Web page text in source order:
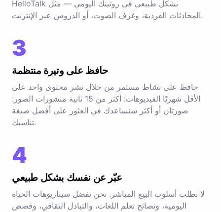
HelloTalk بشكل طبيعي في روتينك اليومي — مثل
المحادثات الفردية، وغرف الصوت، أو الدروس عبر الإنترنت.
3
حافظ على وتيرة منتظمة
حافظ على نشاط مستمر من خلال نشر محتوى واحد على
الأقل شهريًا الفيديوهات: أكثر من 15 ثانية منشورات الصور:
صورتان أو أكثر سنساعدك في العثور على أفضل صيغة
تناسبك.
4
عبّر عن نفسك بشكل طبيعي
لا نطلب أسلوب البيع المباشر. نحن نفضل سيناريوهات الحياة
اليومية، ونصائح تعلم اللغات، والتبادل الثقافي، وقصص